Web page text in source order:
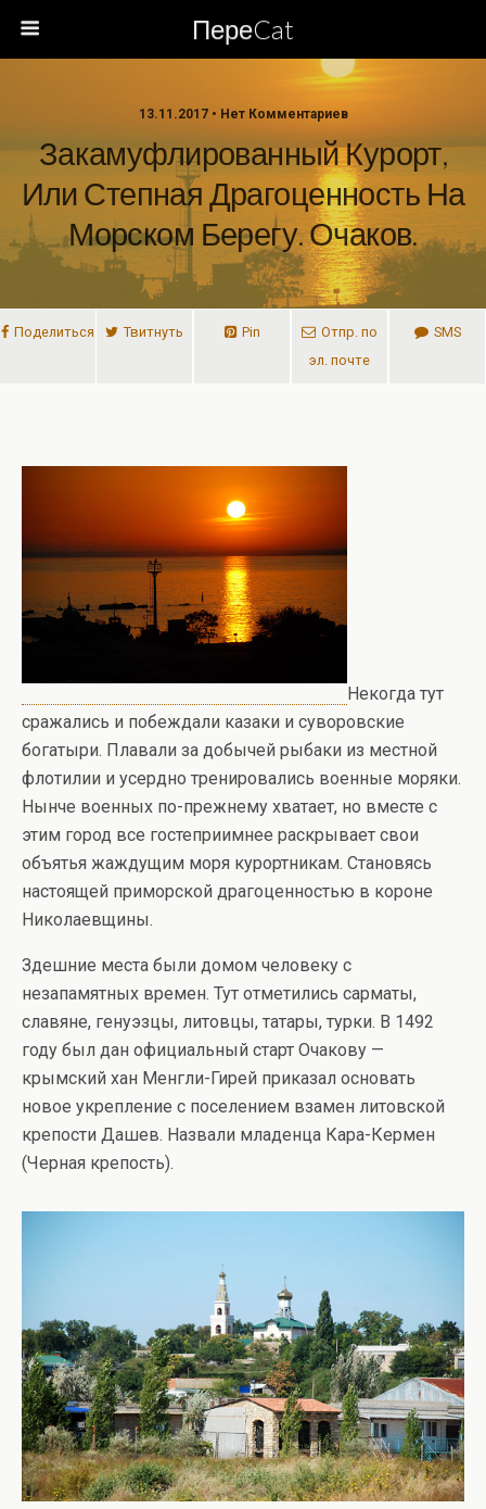
ПереCat
13.11.2017 • Нет Комментариев
Закамуфлированный Курорт,
Или Степная Драгоценность На
Морском Берегу. Очаков.
Поделиться Твитнуть Pin
Отпр. по
эл. почте
SMS
Некогда тут
сражались и побеждали казаки и суворовские
богатыри. Плавали за добычей рыбаки из местной
флотилии и усердно тренировались военные моряки.
Нынче военных по-прежнему хватает, но вместе с
этим город все гостеприимнее раскрывает свои
объятья жаждущим моря курортникам. Становясь
настоящей приморской драгоценностью в короне
Николаевщины.
Здешние места были домом человеку с
незапамятных времен. Тут отметились сарматы,
славяне, генуэзцы, литовцы, татары, турки. В 1492
году был дан официальный старт Очакову —
крымский хан Менгли-Гирей приказал основать
новое укрепление с поселением взамен литовской
крепости Дашев. Назвали младенца Кара-Кермен
(Черная крепость).